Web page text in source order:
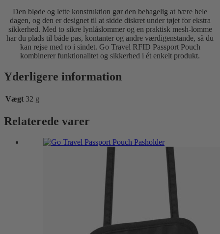
Den bløde og lette konstruktion gør den behagelig at bære hele
dagen, og den er designet til at sidde diskret under tøjet for ekstra
sikkerhed. Med to sikre lynlåslommer og en praktisk mesh-lomme
har du plads til både pas, kontanter og andre værdigenstande, så du
kan rejse med ro i sindet. Go Travel RFID Passport Pouch
kombinerer funktionalitet og sikkerhed i ét enkelt produkt.
Yderligere information
Vægt 32 g
Relaterede varer